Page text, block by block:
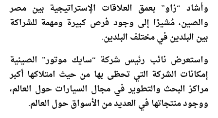
وأشاد “زاو” بعمق العلاقات الإستراتيجية بين مصر
والصين، مُشيرًا إلى وجود فرص كبيرة ومهمة للشراكة
بين البلدين في مختلف البلدين.
واستعرض نائب رئيس شركة “سايك موتور” الصينية
إمكانات الشركة التي تحظى بها من حيث امتلاكها أكبر
مراكز البحث والتطوير في مجال السيارات حول العالم،
ووجود منتجاتها في العديد من الأسواق حول العالم.